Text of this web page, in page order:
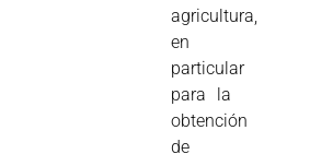
agricultura,
en
particular
para la
obtención
de